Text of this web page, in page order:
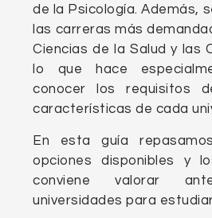
de la Psicología. Además,
las carreras más
Ciencias de la Salud y las
lo que hace
conocer los requisitos
características de cada
En esta guía
opciones disponibles y
conviene valorar
universidades para